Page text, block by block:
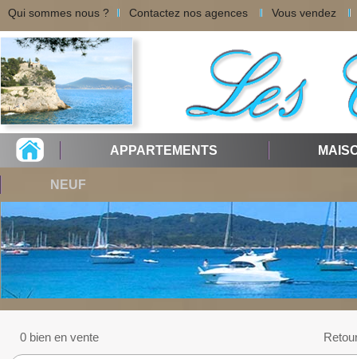
Qui sommes nous ? Contactez nos agences Vous vendez
APPARTEMENTS
NEUF
0 bien en vente